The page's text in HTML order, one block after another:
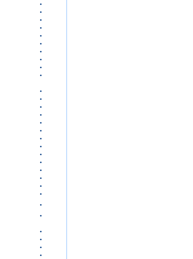
•
•
•
•
•
•
•
•
•
•
•
•
•
•
•
•
•
•
•
•
•
•
•
•
•
•
•
•
•
•